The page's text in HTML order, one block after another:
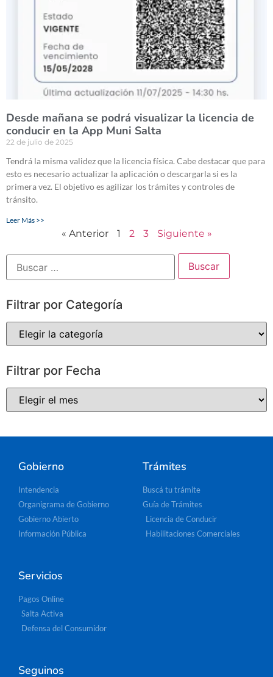
Desde mañana se podrá visualizar la licencia de
conducir en la App Muni Salta
22 de julio de 2025
Tendrá la misma validez que la licencia física. Cabe destacar que para
esto es necesario actualizar la aplicación o descargarla si es la
primera vez. El objetivo es agilizar los trámites y controles de
tránsito.
Leer Más >>
« Anterior 1 2 3 Siguiente »
Filtrar por Categoría
Filtrar por Fecha
Gobierno
Intendencia
Organigrama de Gobierno
Gobierno Abierto
Información Pública
Trámites
Buscá tu trámite
Guía de Trámites
Licencia de Conducir
Habilitaciones Comerciales
Servicios
Pagos Online
Salta Activa
Defensa del Consumidor
Seguinos